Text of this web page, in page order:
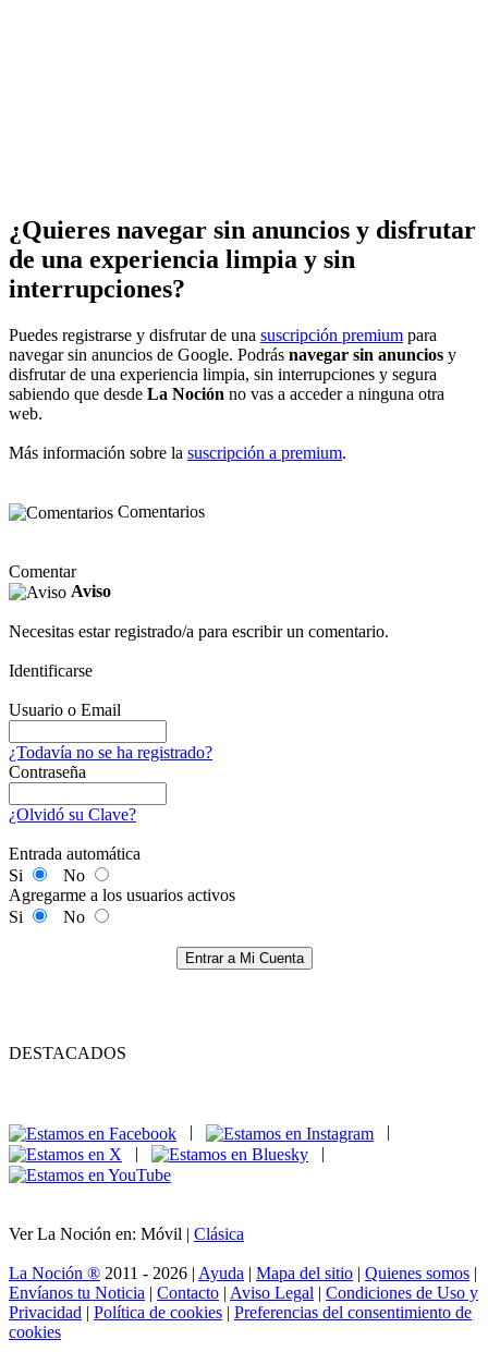
¿Quieres navegar sin anuncios y disfrutar
de una experiencia limpia y sin
interrupciones?
Puedes registrarse y disfrutar de una suscripción premium para
navegar sin anuncios de Google. Podrás navegar sin anuncios y
disfrutar de una experiencia limpia, sin interrupciones y segura
sabiendo que desde La Noción no vas a acceder a ninguna otra
web.
Más información sobre la suscripción a premium.
Comentarios
Comentar
Aviso
Necesitas estar registrado/a para escribir un comentario.
Identificarse
Usuario o Email
¿Todavía no se ha registrado?
Contraseña
¿Olvidó su Clave?
Entrada automática
Si
No
Agregarme a los usuarios activos
Si
No
Entrar a Mi Cuenta
DESTACADOS
|
|
Ver La Noción en: Móvil | Clásica
La Noción ® 2011 - 2026 | Ayuda | Mapa del sitio | Quienes somos |
Envíanos tu Noticia | Contacto | Aviso Legal | Condiciones de Uso y
Privacidad | Política de cookies | Preferencias del consentimiento de
cookies